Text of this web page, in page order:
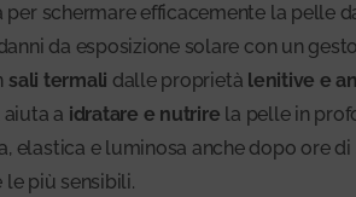
schermare efficacemente la pelle
da esposizione solare con un
sali termali dalle proprietà lenitive e
a idratare e nutrire la pelle in
elastica e luminosa anche dopo ore di
più sensibili.